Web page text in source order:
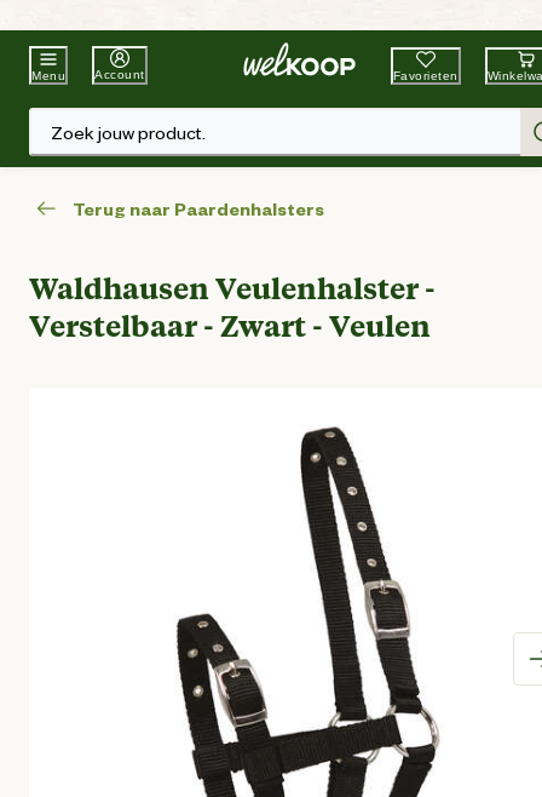
Beste WinkelketenTuin & Dier
Menu Account Favorieten
Zoek jouw product.
Terug naar Paardenhalsters
Waldhausen Veulenhalster -
Verstelbaar - Zwart - Veulen